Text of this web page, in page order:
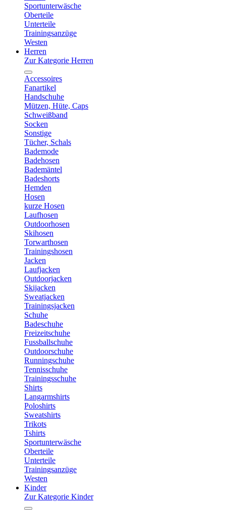
Sportunterwäsche
Oberteile
Unterteile
Trainingsanzüge
Westen
Herren
Zur Kategorie Herren
Accessoires
Fanartikel
Handschuhe
Mützen, Hüte, Caps
Schweißband
Socken
Sonstige
Tücher, Schals
Bademode
Badehosen
Bademäntel
Badeshorts
Hemden
Hosen
kurze Hosen
Laufhosen
Outdoorhosen
Skihosen
Torwarthosen
Trainingshosen
Jacken
Laufjacken
Outdoorjacken
Skijacken
Sweatjacken
Trainingsjacken
Schuhe
Badeschuhe
Freizeitschuhe
Fussballschuhe
Outdoorschuhe
Runningschuhe
Tennisschuhe
Trainingsschuhe
Shirts
Langarmshirts
Poloshirts
Sweatshirts
Trikots
Tshirts
Sportunterwäsche
Oberteile
Unterteile
Trainingsanzüge
Westen
Kinder
Zur Kategorie Kinder